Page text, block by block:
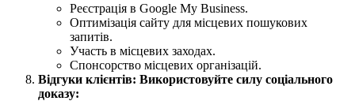
Реєстрація в Google My Business.
Оптимізація сайту для місцевих пошукових
запитів.
Участь в місцевих заходах.
Спонсорство місцевих організацій.
Відгуки клієнтів: Використовуйте силу соціального
доказу: